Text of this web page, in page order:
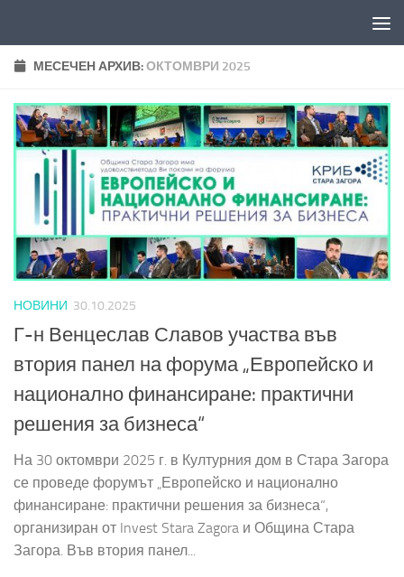
МЕСЕЧЕН АРХИВ:ОКТОМВРИ 2025
НОВИНИ 30.10.2025
Г-н Венцеслав Славов участва във
втория панел на форума „Европейско и
национално финансиране: практични
решения за бизнеса“
На 30 октомври 2025 г. в Културния дом в Стара Загора
се проведе форумът „Европейско и национално
финансиране: практични решения за бизнеса“,
организиран от Invest Stara Zagora и Община Стара
Загора. Във втория панел...